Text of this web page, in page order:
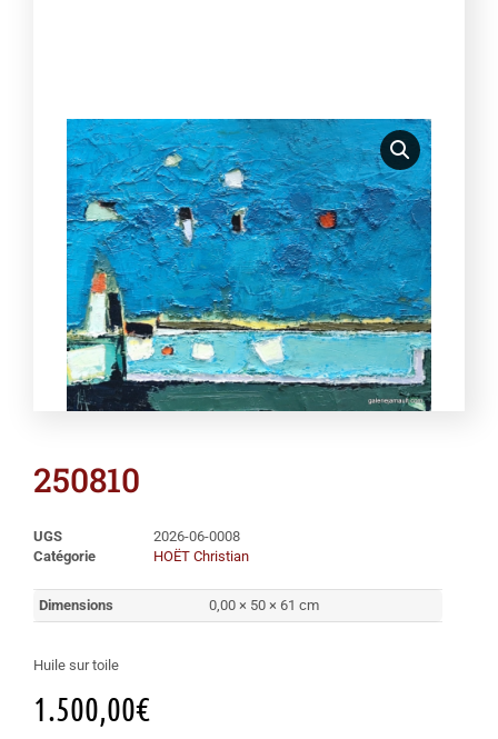
250810
UGS
2026-06-0008
Catégorie
HOËT Christian
Dimensions 0,00 × 50 × 61 cm
Huile sur toile
1.500,00€